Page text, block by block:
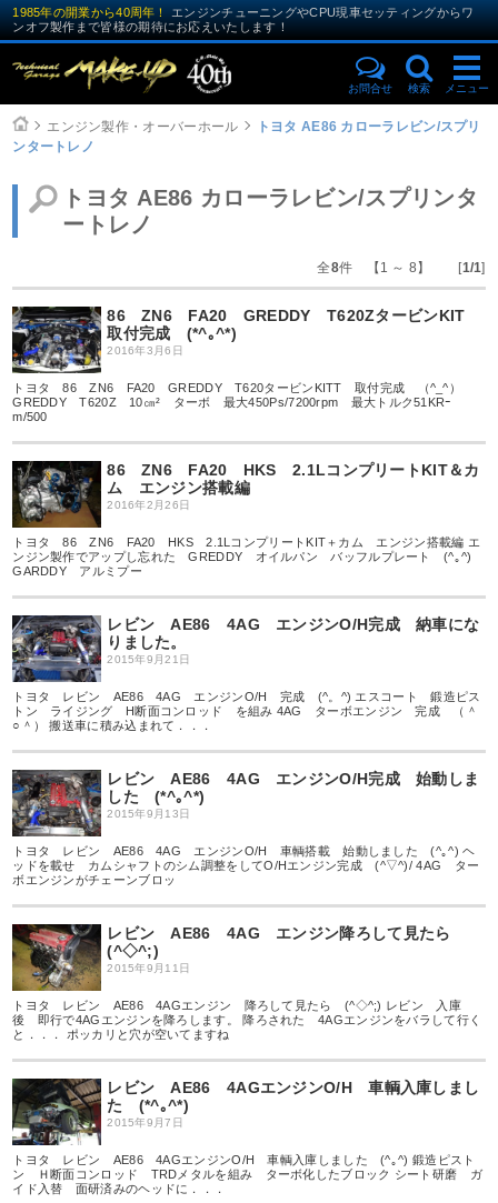
1985年の開業から40周年！
エンジンチューニングやCPU現車セッティングからワ
ンオフ製作まで皆様の期待にお応えいたします！
お問合せ 検索 メニュー
エンジン製作・オーバーホール
トヨタ AE86 カローラレビン/スプリ
ンタートレノ
トヨタ AE86 カローラレビン/スプリンタ
ートレノ
全8件 【1 ～ 8】 [1/1]
86 ZN6 FA20 GREDDY T620ZタービンKIT
取付完成 (*^｡^*)
2016年3月6日
トヨタ 86 ZN6 FA20 GREDDY T620タービンKITT 取付完成 （^_^）
GREDDY T620Z 10㎝² ターボ 最大450Ps/7200rpm 最大トルク51KRｰ
m/500
86 ZN6 FA20 HKS 2.1LコンプリートKIT＆カ
ム エンジン搭載編
2016年2月26日
トヨタ 86 ZN6 FA20 HKS 2.1LコンプリートKIT＋カム エンジン搭載編 エ
ンジン製作でアップし忘れた GREDDY オイルパン バッフルプレート (^｡^)
GARDDY アルミプー
レビン AE86 4AG エンジンO/H完成 納車にな
りました。
2015年9月21日
トヨタ レビン AE86 4AG エンジンO/H 完成 (^。^) エスコート 鍛造ピス
トン ライジング H断面コンロッド を組み 4AG ターボエンジン 完成 （＾
○＾） 搬送車に積み込まれて．．．
レビン AE86 4AG エンジンO/H完成 始動しま
した (*^｡^*)
2015年9月13日
トヨタ レビン AE86 4AG エンジンO/H 車輌搭載 始動しました (^｡^) ヘ
ッドを載せ カムシャフトのシム調整をしてO/Hエンジン完成 (^▽^)/ 4AG ター
ボエンジンがチェーンブロッ
レビン AE86 4AG エンジン降ろして見たら
(^◇^;)
2015年9月11日
トヨタ レビン AE86 4AGエンジン 降ろして見たら (^◇^;) レビン 入庫
後 即行で4AGエンジンを降ろします。 降ろされた 4AGエンジンをバラして行く
と．．． ポッカリと穴が空いてますね
レビン AE86 4AGエンジンO/H 車輌入庫しまし
た (*^｡^*)
2015年9月7日
トヨタ レビン AE86 4AGエンジンO/H 車輌入庫しました (^｡^) 鍛造ピスト
ン Ｈ断面コンロッド TRDメタルを組み ターボ化したブロック シート研磨 ガ
イド入替 面研済みのヘッドに．．．